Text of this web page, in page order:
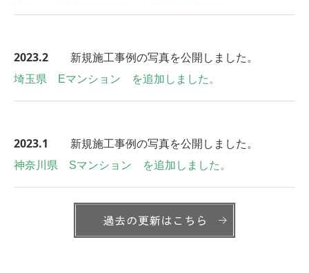
2023.2 新規施工事例の写真を公開しました。
埼玉県 Eマンション を追加しました。
2023.1
新規施工事例の写真を公開しました。
神奈川県 Sマンション を追加しました。